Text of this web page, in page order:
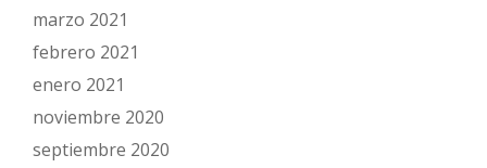
marzo 2021
febrero 2021
enero 2021
noviembre 2020
septiembre 2020